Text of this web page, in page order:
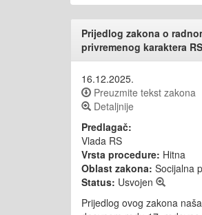
Prijedlog zakona o
privremenog karaktera RS
16.12.2025.
Preuzmite tekst zakona
Detaljnije
Predlagač:
Vlada RS
Vrsta procedure: Hitna
Oblast zakona: Socijalna
Status: Usvojen
Prijedlog ovog zakona